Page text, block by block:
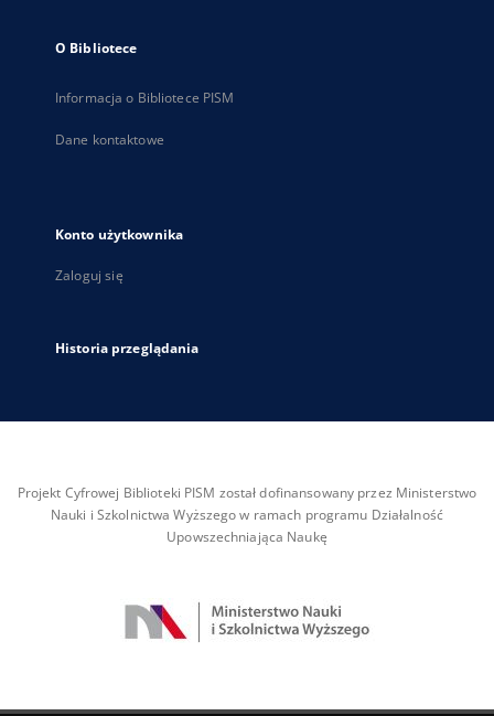
O Bibliotece
Informacja o Bibliotece PISM
Dane kontaktowe
Konto użytkownika
Zaloguj się
Historia przeglądania
Projekt Cyfrowej Biblioteki PISM został dofinansowany przez Ministerstwo
Nauki i Szkolnictwa Wyższego w ramach programu Działalność
Upowszechniająca Naukę